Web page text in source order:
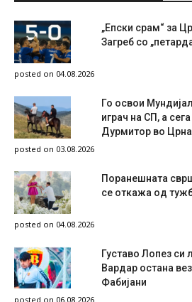
„Епски срам“ за
Загреб со
posted on 04.08.2026
Го освои
играч на СП, а
Дурмитор во Црна
posted on 03.08.2026
Поранешната
се откажа од
posted on 04.08.2026
Густаво Лопез си
Вардар остана
Фабијани
posted on 06.08.2026